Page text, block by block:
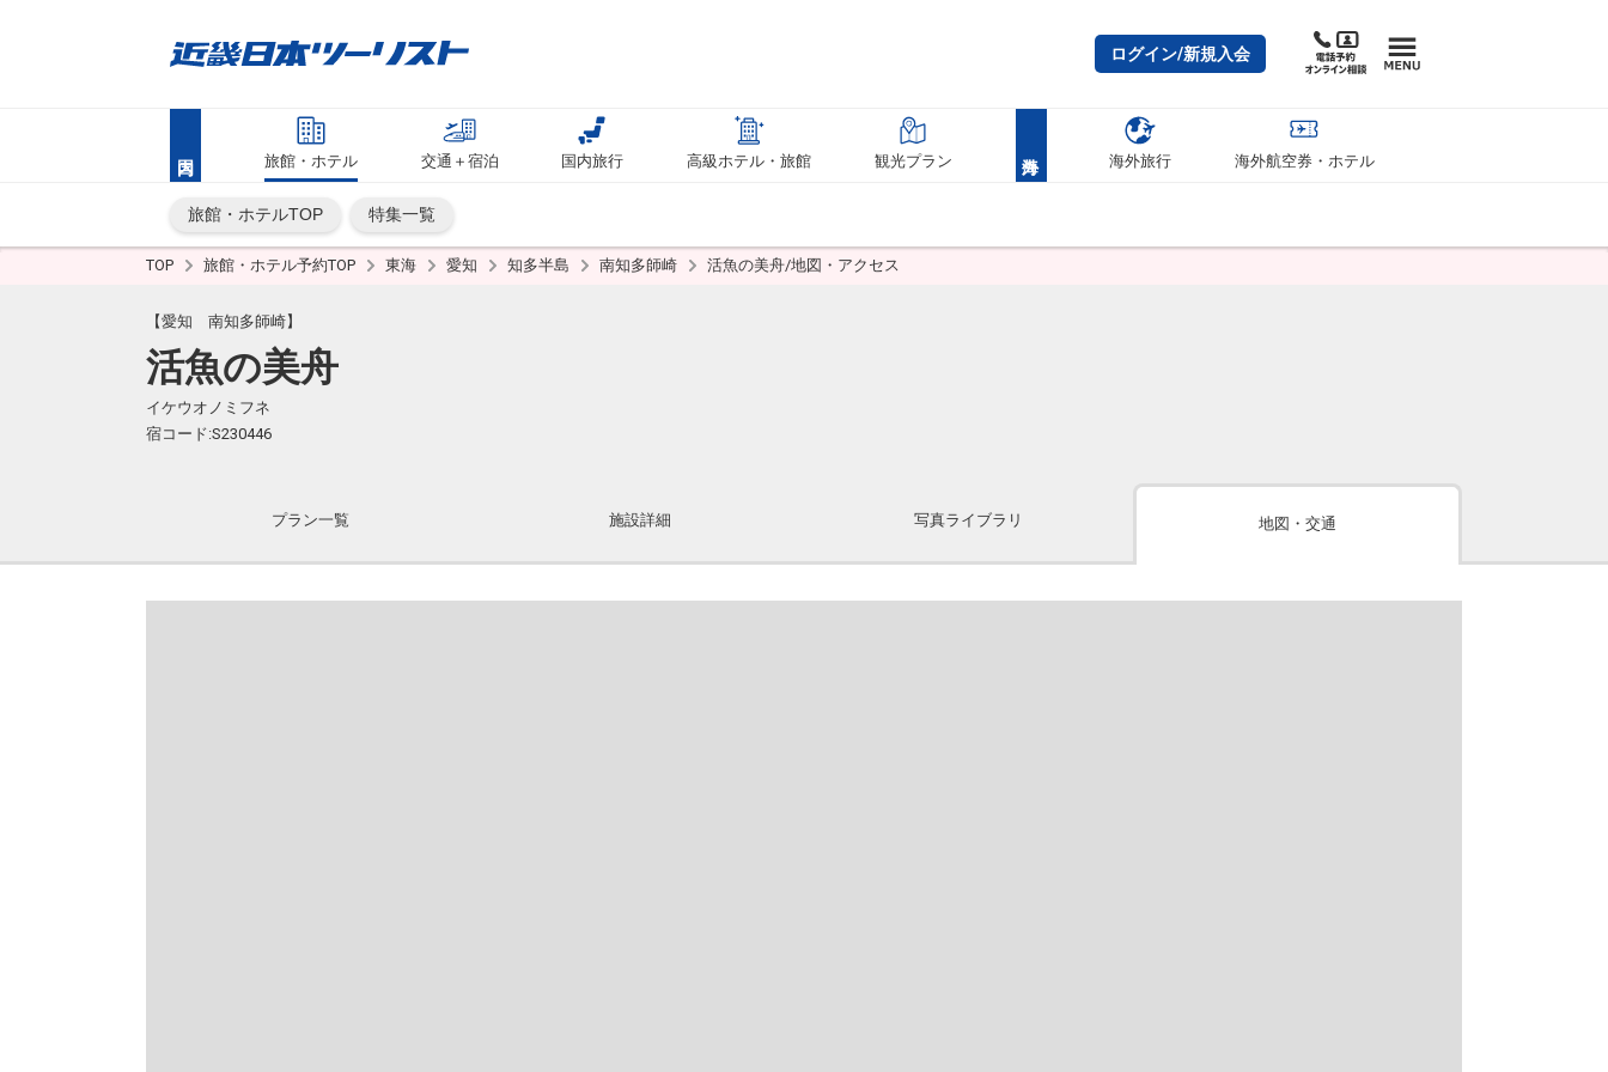
ログイン/新規入会
旅館・ホテル 交通＋宿泊 国内旅行 高級ホテル・旅館 観光プラン 海外旅行 海外航空券・ホテル
旅館・ホテルTOP 特集一覧
TOP 旅館・ホテル予約TOP 東海 愛知 知多半島 南知多師崎 活魚の美舟/地図・アクセス
【愛知 南知多師崎】
活魚の美舟
イケウオノミフネ
宿コード:S230446
プラン一覧 施設詳細 写真ライブラリ 地図・交通